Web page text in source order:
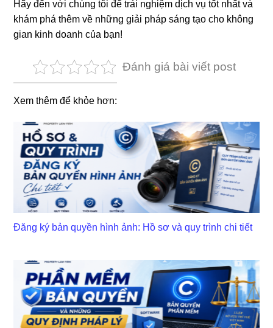
Hãy đến với chúng tôi để trải nghiệm dịch vụ tốt nhất và
khám phá thêm về những giải pháp sáng tạo cho không
gian kinh doanh của bạn!
Đánh giá bài viết post
Xem thêm để khỏe hơn:
Đăng ký bản quyền hình ảnh: Hồ sơ và quy trình chi tiết